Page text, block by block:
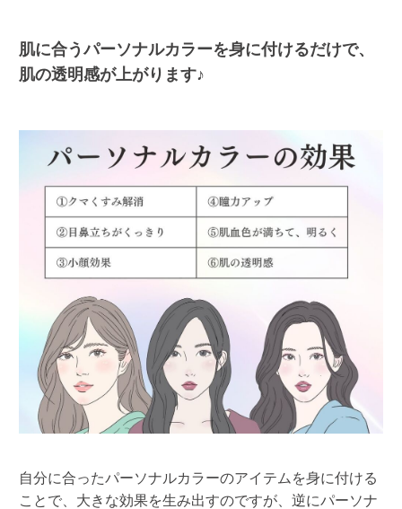
肌に合うパーソナルカラーを身に付けるだけで、
肌の透明感が上がります♪
自分に合ったパーソナルカラーのアイテムを身に付ける
ことで、大きな効果を生み出すのですが、逆にパーソナ